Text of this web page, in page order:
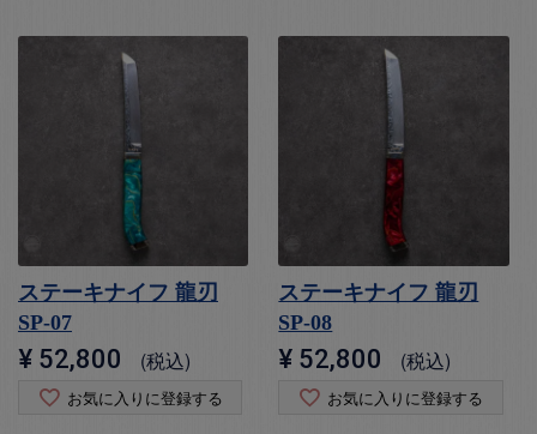
ステーキナイフ 龍刃
SP-07
¥ 52,800 税込
お気に入りに登録する
ステーキナイフ 龍刃
SP-08
¥ 52,800 税込
お気に入りに登録する